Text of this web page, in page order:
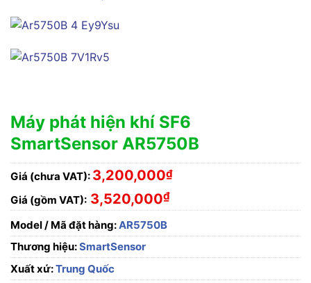
Máy phát hiện khí SF6
SmartSensor AR5750B
Giá (chưa VAT): 3,200,000₫
Giá (gồm VAT): 3,520,000₫
Model / Mã đặt hàng:AR5750B
Thương hiệu:SmartSensor
Xuất xứ:Trung Quốc